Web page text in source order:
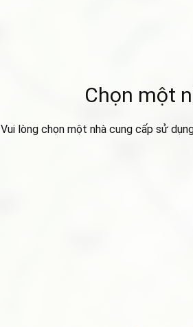
Chọn một
Vui lòng chọn một nhà cung cấp sử